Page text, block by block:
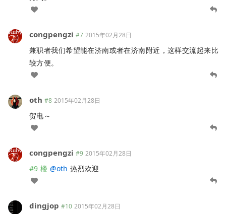
congpengzi #7 2015年02月28日
兼职者我们希望能在济南或者在济南附近，这样交流起来比
较方便。
oth #8 2015年02月28日
贺电～
congpengzi #9 2015年02月28日
#9 楼 @oth 热烈欢迎
dingjop #10 2015年02月28日